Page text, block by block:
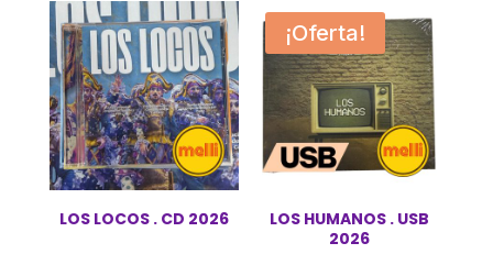
LOS LOCOS . CD 2026
¡Oferta!
LOS HUMANOS . USB
2026